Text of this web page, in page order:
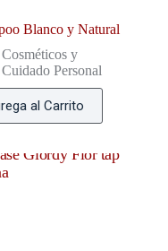
Blanco y Natural
Cosméticos y
Cuidado Personal
al Carrito